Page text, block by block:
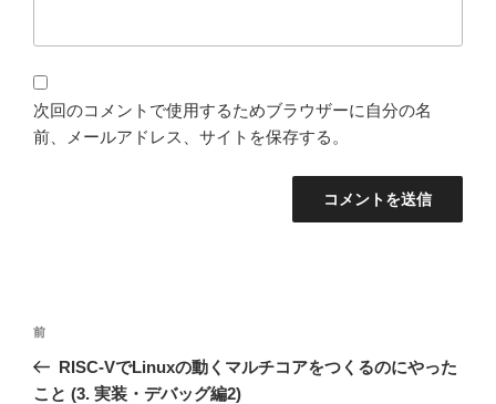
次回のコメントで使用するためブラウザーに自分の名
前、メールアドレス、サイトを保存する。
投
ナ
過
去
の
前
RISC-VでLinuxの動くマルチコアをつくるのにやった
こと (3. 実装・デバッグ編2)